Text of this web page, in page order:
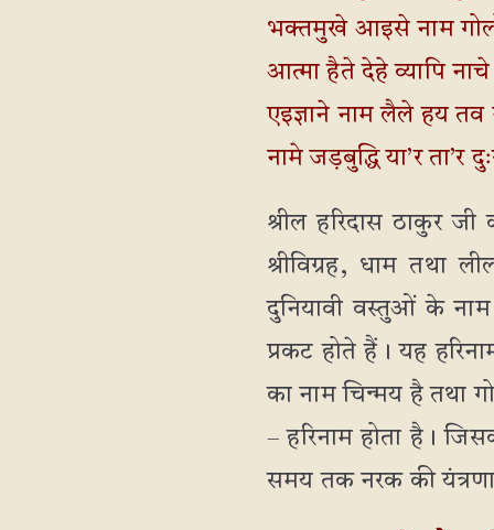
भक्तमुखे आइसे नाम
आत्मा हैते देहे व्यापि नाचे
एइज्ञाने नाम लैले हय तव
नामे जड़बुद्धि या’र ता’र
श्रील हरिदास ठाकुर
श्रीविग्रह, धाम
दुनियावी वस्तुओं के
प्रकट होते हैं। यह
का नाम चिन्मय है तथा
– हरिनाम होता है।
समय तक नरक की